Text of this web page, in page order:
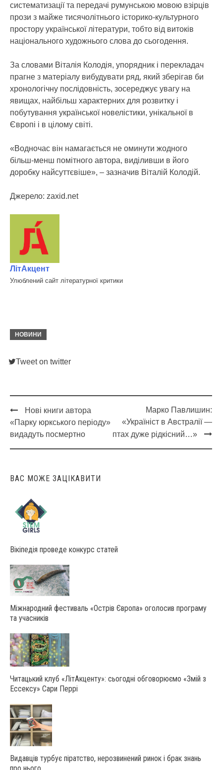
систематизації та передачі румунською мовою взірців
прози з майже тисячолітнього історико-культурного
простору української літератури, тобто від витоків
національного художнього слова до сьогодення.
За словами Віталія Колодія, упорядник і перекладач
прагне з матеріалу вибудувати ряд, який зберігав би
хронологічну послідовність, зосереджує увагу на
явищах, найбільш характерних для розвитку і
побутування української новелістики, унікальної в
Європі і в цілому світі.
«Водночас він намагається не оминути жодного
більш-менш помітного автора, виділивши в його
доробку найсуттєвіше», – зазначив Віталій Колодій.
Джерело: zaxid.net
ЛітАкцент
Улюблений сайт літературної критики
НОВИНИ
Tweet on twitter
Post
navigation
Нові книги автора
«Парку юркського періоду»
видадуть посмертно
Марко Павлишин:
«Україніст в Австралії —
птах дуже рідкісний…»
ВАС МОЖЕ ЗАЦІКАВИТИ
Вікіпедія проведе конкурс статей
Міжнародний фестиваль «Острів Європа» оголосив програму
та учасників
Читацький клуб «ЛітАкценту»: сьогодні обговорюємо «Змій з
Ессексу» Сари Перрі
Видавців турбує піратство, нерозвинений ринок і брак знань